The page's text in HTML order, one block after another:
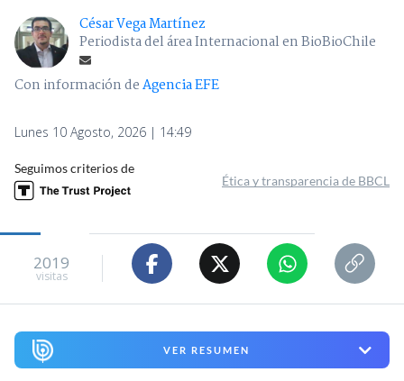
César Vega Martínez
Periodista del área Internacional en BioBioChile
Con información deAgencia EFE
Lunes 10 Agosto, 2026 | 14:49
Seguimos criterios de
Ética y transparencia de BBCL
2019
visitas
VER RESUMEN